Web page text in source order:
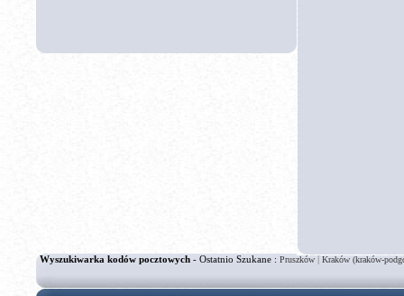
Wyszukiwarka kodów pocztowych - Ostatnio Szukane : Pruszków|Kraków (kraków-